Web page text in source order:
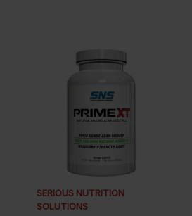
SERIOUS NUTRITION
SOLUTIONS